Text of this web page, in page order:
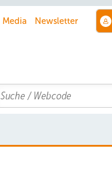
Media Newsletter
Search